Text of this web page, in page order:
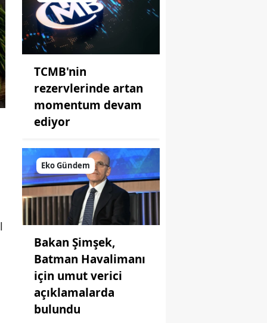
TCMB'nin
rezervlerinde artan
momentum devam
ediyor
Eko Gündem
Bakan Şimşek,
Batman Havalimanı
için umut verici
açıklamalarda
bulundu